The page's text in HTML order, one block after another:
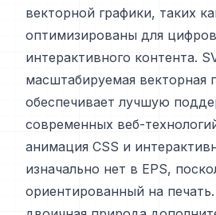
векторной графики, таких
оптимизированы для
интерактивного контента.
масштабируемая векторная
обеспечивает лучшую
современных веб-
анимация CSS и
изначально нет в EPS,
ориентированный на